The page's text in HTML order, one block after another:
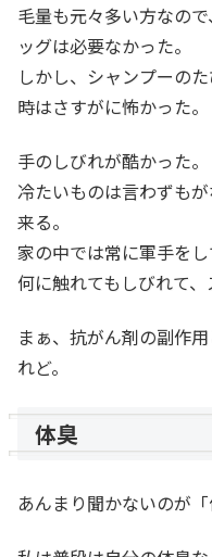
毛量も元々多い方なの
ッグは必要なかった。
しかし、シャンプーの
時はさすがに怖かった。
手のしびれが酷かった。
冷たいものは言わずも
来る。
家の中では常に軍手をし
何に触れてもしびれて
まぁ、抗がん剤の副作
れど。
体臭
あんまり聞かないのが「